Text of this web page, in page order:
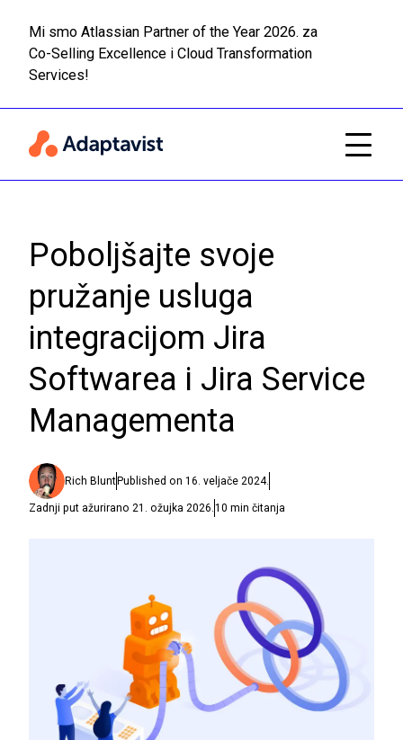
Mi smo Atlassian Partner of the Year 2026. za
Co-Selling Excellence i Cloud Transformation
Services!
Poboljšajte svoje
pružanje usluga
integracijom Jira
Softwarea i Jira Service
Managementa
Rich Blunt Published on 16. veljače 2024.
Zadnji put ažurirano 21. ožujka 2026.10 min čitanja